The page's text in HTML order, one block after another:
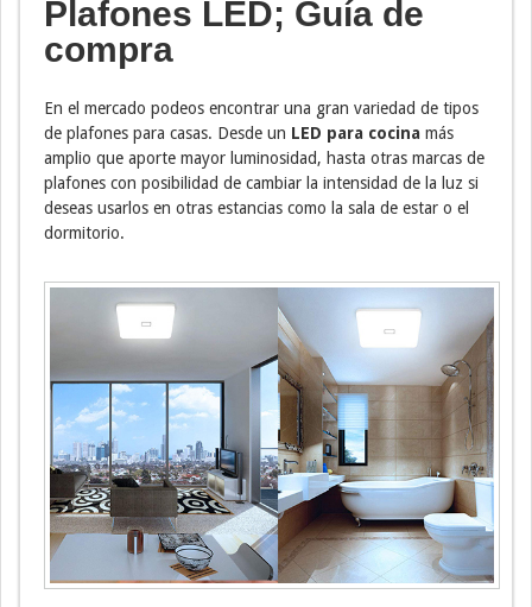
Plafones LED; Guía de
compra
En el mercado podeos encontrar una gran variedad de tipos
de plafones para casas. Desde un LED para cocina más
amplio que aporte mayor luminosidad, hasta otras marcas de
plafones con posibilidad de cambiar la intensidad de la luz si
deseas usarlos en otras estancias como la sala de estar o el
dormitorio.